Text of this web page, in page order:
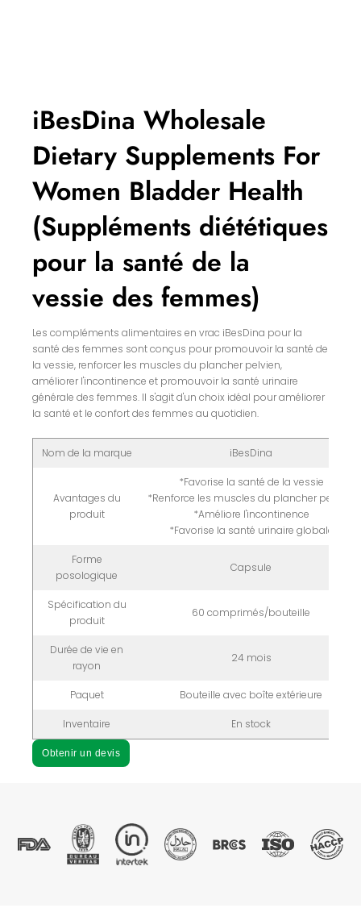
iBesDina Wholesale
Dietary Supplements For
Women Bladder Health
(Suppléments diététiques
pour la santé de la
vessie des femmes)
Les compléments alimentaires en vrac iBesDina pour la
santé des femmes sont conçus pour promouvoir la santé de
la vessie, renforcer les muscles du plancher pelvien,
améliorer l'incontinence et promouvoir la santé urinaire
générale des femmes. Il s'agit d'un choix idéal pour améliorer
la santé et le confort des femmes au quotidien.
Nom de la marque iBesDina
Avantages du
produit
*Favorise la santé de la vessie
*Renforce les muscles du plancher pelvien
*Améliore l'incontinence
*Favorise la santé urinaire globale
Forme
posologique
Capsule
Spécification du
produit
60 comprimés/bouteille
Durée de vie en
rayon
24 mois
Paquet Bouteille avec boîte extérieure
Inventaire En stock
Obtenir un devis